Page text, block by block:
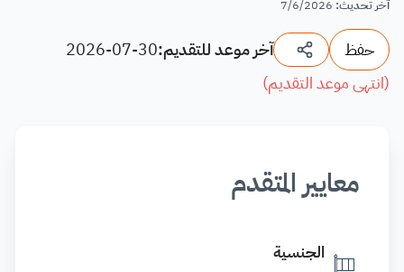
آخر تحديث:
7/6/2026
حفظ آخر موعد للتقديم:2026-07-30
(انتهى موعد التقديم)
معايير المتقدم
الجنسية